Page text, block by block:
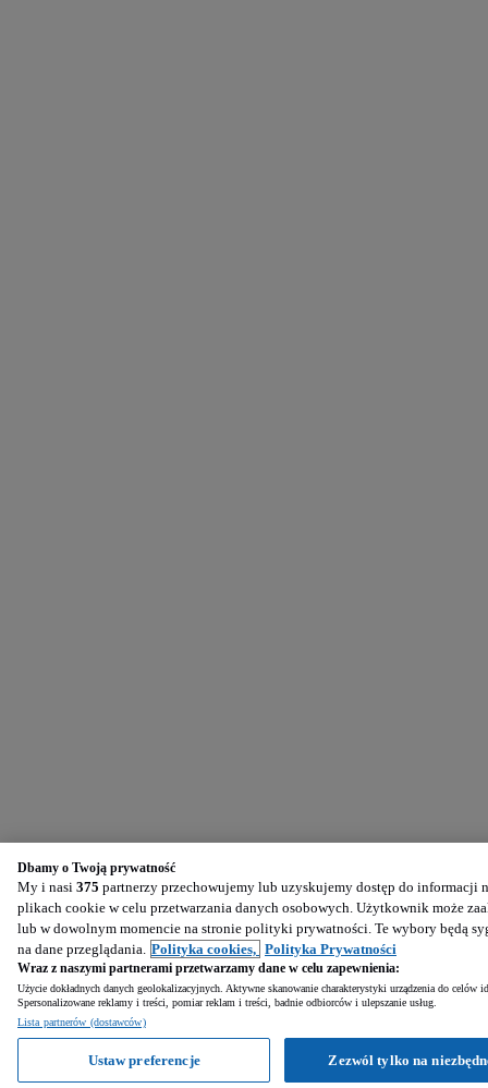
Dbamy o Twoją prywatność
My i nasi 375 partnerzy przechowujemy lub uzyskujemy dostęp do
plikach cookie w celu przetwarzania danych osobowych. Użytkownik może
lub w dowolnym momencie na stronie polityki prywatności. Te wybory będą
na dane przeglądania. Polityka cookies, Polityka Prywatności
Wraz z naszymi partnerami przetwarzamy dane w celu zapewnienia:
Użycie dokładnych danych geolokalizacyjnych. Aktywne skanowanie charakterystyki urządzenia do
Spersonalizowane reklamy i treści, pomiar reklam i treści, badnie odbiorców i ulepszanie usług.
Lista partnerów (dostawców)
Zezwól tylko na
Ustaw preferencje